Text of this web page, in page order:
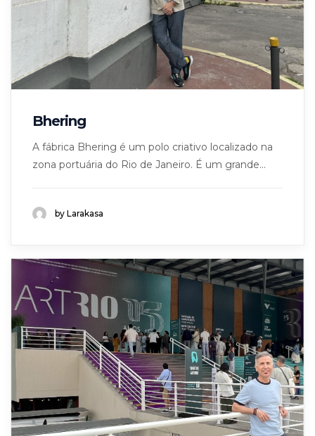
Bhering
A fábrica Bhering é um polo criativo localizado na
zona portuária do Rio de Janeiro. É um grande...
by Larakasa